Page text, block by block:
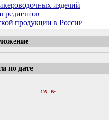
изделий
продукции в России
по дате
Сб Вс